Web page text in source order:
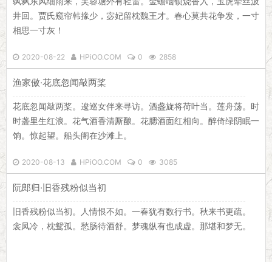
井回。贾氏窥帘韩掾少，宓妃留枕魏王才。春心莫共花争发，一寸
相思一寸灰！
2020-08-22 HPiOO.COM 0 2858
渔家傲·花底忽闻敲两桨
花底忽闻敲两桨。逡巡女伴来寻访。酒盏旋将荷叶当。莲舟荡。时
时盏里生红浪。花气酒香清厮酿。花腮酒面红相向。醉倚绿阴眠一
饷。惊起望。船头阁在沙滩上。
2020-08-13 HPiOO.COM 0 3085
阮郎归·旧香残粉似当初
旧香残粉似当初。人情恨不如。一春犹有数行书。秋来书更疏。
衾凤冷，枕鸳孤。愁肠待酒舒。梦魂纵有也成虚。那堪和梦无。